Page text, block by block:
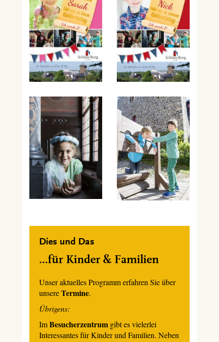
Dies und Das
...für Kinder & Familien
Unser aktuelles Programm erfahren Sie über
unsereTermine.
Übrigens:
ImBesucherzentrum gibt es vielerlei
Interessantes für Kinder und Familien. Neben